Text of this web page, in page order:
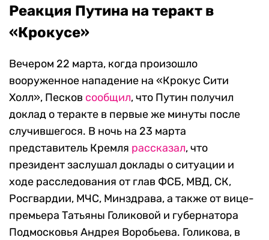
Реакция Путина на теракт в
«Крокусе»
Вечером 22 марта, когда произошло
вооруженное нападение на «Крокус Сити
Холл», Песков сообщил, что Путин получил
доклад о теракте в первые же минуты после
случившегося. В ночь на 23 марта
представитель Кремля рассказал, что
президент заслушал доклады о ситуации и
ходе расследования от глав ФСБ, МВД, СК,
Росгвардии, МЧС, Минздрава, а также от вице-
премьера Татьяны Голиковой и губернатора
Подмосковья Андрея Воробьева. Голикова, в